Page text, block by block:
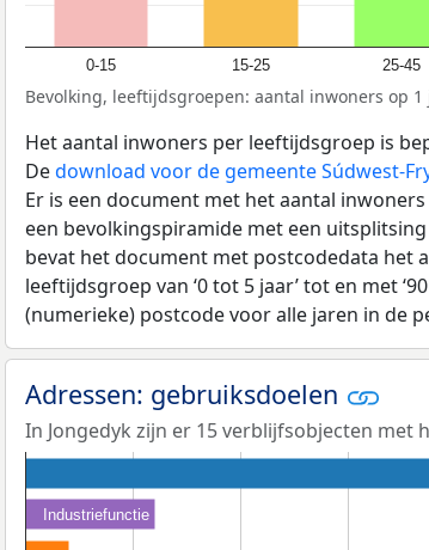
0-15 15-25 25-45
Bevolking, leeftijdsgroepen: aantal inwoners op
Het aantal inwoners per leeftijdsgroep is
Dedownload voor de gemeente Súdwest-
Er is een document met het aantal
een bevolkingspiramide met een
bevat het document met postcodedata het
leeftijdsgroep van ‘0 tot 5 jaar’ tot en met
(numerieke) postcode voor alle jaren in de
Adressen: gebruiksdoelen
In Jongedyk zijn er 15 verblijfsobjecten met
Industriefunctie